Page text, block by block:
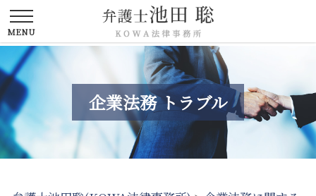
企業法務 トラブル